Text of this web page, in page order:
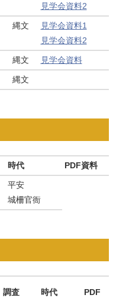
見学会資料2
縄文
見学会資料1
見学会資料2
縄文 見学会資料
縄文
時代 PDF資料
平安
城柵官衙
調査
時代
PDF